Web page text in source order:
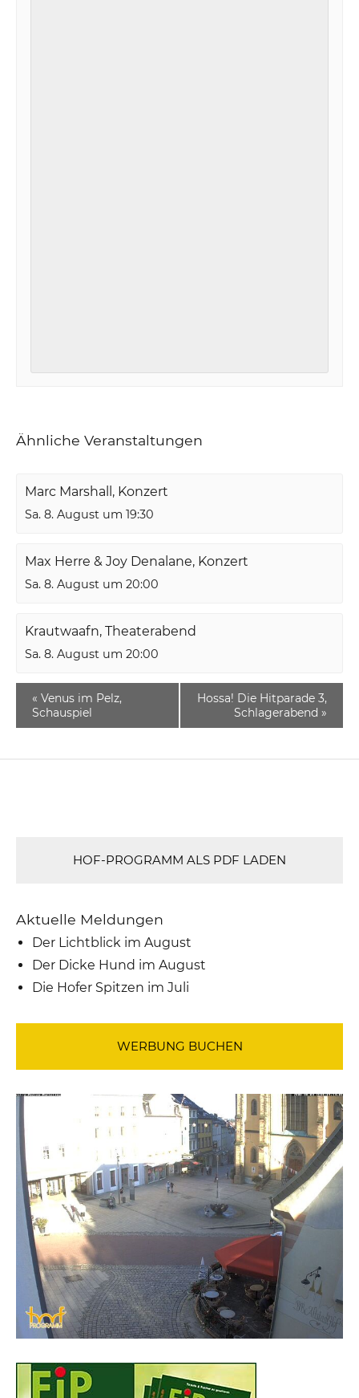
Ähnliche Veranstaltungen
Marc Marshall, Konzert
Sa. 8. August um 19:30
Max Herre & Joy Denalane, Konzert
Sa. 8. August um 20:00
Krautwaafn, Theaterabend
Sa. 8. August um 20:00
« Venus im Pelz,
Schauspiel
Hossa! Die Hitparade 3,
Schlagerabend »
HOF-PROGRAMM ALS PDF LADEN
Aktuelle Meldungen
Der Lichtblick im August
Der Dicke Hund im August
Die Hofer Spitzen im Juli
WERBUNG BUCHEN